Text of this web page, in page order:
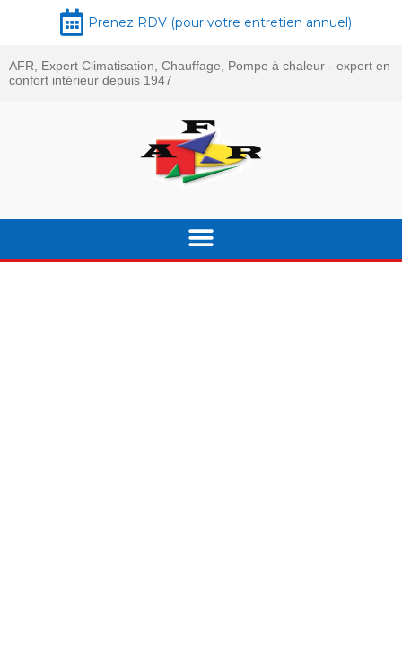
Prenez RDV (pour votre entretien annuel)
AFR, Expert Climatisation, Chauffage, Pompe à chaleur - expert en
confort intérieur depuis 1947